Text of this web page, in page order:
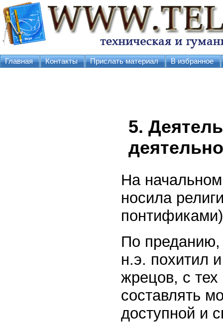
Главная Контакты Прислать материал В избранное
5.
На
носила
По преданию,
н.э. похитил
жрецов, с
составлять
доступной и